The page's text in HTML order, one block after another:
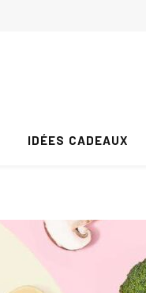
IDÉES CADEAUX